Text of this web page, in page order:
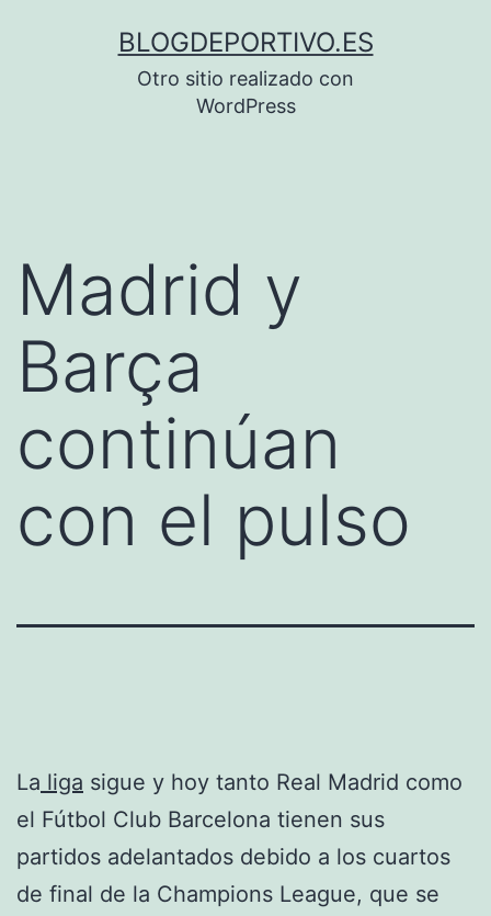
BLOGDEPORTIVO.ES
Otro sitio realizado con
WordPress
Madrid y
Barça
continúan
con el pulso
La liga sigue y hoy tanto Real Madrid como
el Fútbol Club Barcelona tienen sus
partidos adelantados debido a los cuartos
de final de la Champions League, que se